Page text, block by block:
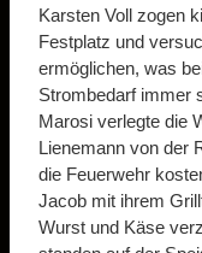
Karsten Voll zogen
Festplatz und
ermöglichen, was
Strombedarf immer
Marosi verlegte die
Lienemann von der
die Feuerwehr
Jacob mit ihrem
Wurst und Käse